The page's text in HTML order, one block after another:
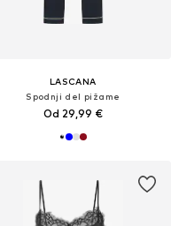
LASCANA
Spodnji del pižame
Od 29,99 €